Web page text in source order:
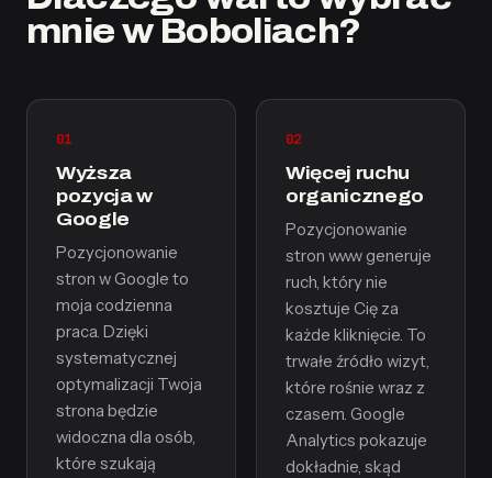
mnie w Boboliach?
01
Wyższa
pozycja w
Google
Pozycjonowanie
stron w Google to
moja codzienna
praca. Dzięki
systematycznej
optymalizacji Twoja
strona będzie
widoczna dla osób,
które szukają
02
Więcej ruchu
organicznego
Pozycjonowanie
stron www generuje
ruch, który nie
kosztuje Cię za
każde kliknięcie. To
trwałe źródło wizyt,
które rośnie wraz z
czasem. Google
Analytics pokazuje
dokładnie, skąd